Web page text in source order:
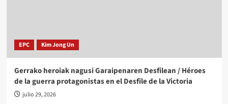
EPC Kim Jong Un
Gerrako heroiak nagusi Garaipenaren Desfilean / Héroes
de la guerra protagonistas en el Desfile de la Victoria
julio 29, 2026